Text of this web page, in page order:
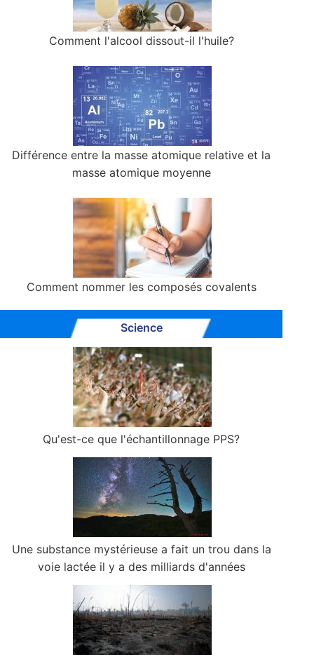
Comment l'alcool dissout-il l'huile?
Différence entre la masse atomique relative et la
masse atomique moyenne
Comment nommer les composés covalents
Science
Qu'est-ce que l'échantillonnage PPS?
Une substance mystérieuse a fait un trou dans la
voie lactée il y a des milliards d'années